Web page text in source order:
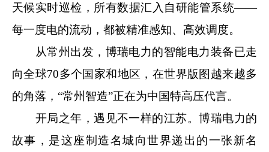
天候实时巡检，所有数据汇入自研能管系统——
每一度电的流动，都被精准感知、高效调度。
从常州出发，博瑞电力的智能电力装备已走
向全球70多个国家和地区，在世界版图越来越多
的角落，“常州智造”正在为中国特高压代言。
开局之年，遇见不一样的江苏。博瑞电力的
故事，是这座制造名城向世界递出的一张新名